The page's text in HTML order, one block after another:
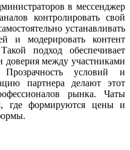
в мессенджер
контролировать свой
устанавливать
и модерировать контент
подход обеспечивает
доверия между участниками
условий и
партнера делают этот
рынка. Чаты
где формируются цены и